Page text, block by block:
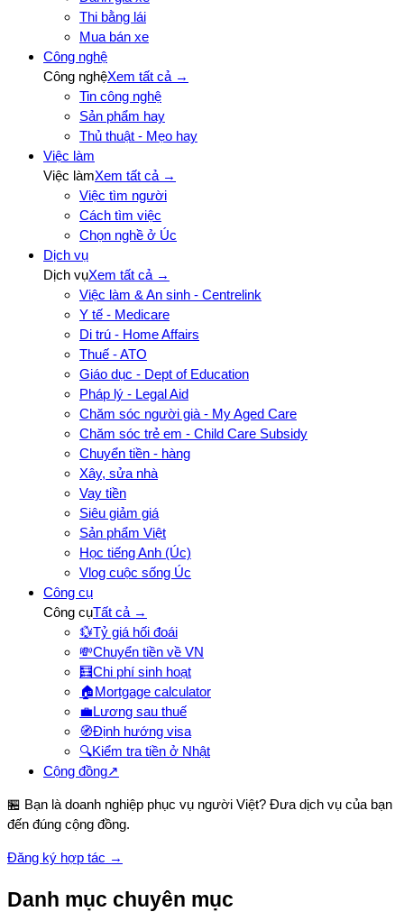
Thi bằng lái
Mua bán xe
Công nghệ
Công nghệXem tất cả →
Tin công nghệ
Sản phẩm hay
Thủ thuật - Mẹo hay
Việc làm
Việc làmXem tất cả →
Việc tìm người
Cách tìm việc
Chọn nghề ở Úc
Dịch vụ
Dịch vụXem tất cả →
Việc làm & An sinh - Centrelink
Y tế - Medicare
Di trú - Home Affairs
Thuế - ATO
Giáo dục - Dept of Education
Pháp lý - Legal Aid
Chăm sóc người già - My Aged Care
Chăm sóc trẻ em - Child Care Subsidy
Chuyển tiền - hàng
Xây, sửa nhà
Vay tiền
Siêu giảm giá
Sản phẩm Việt
Học tiếng Anh (Úc)
Vlog cuộc sống Úc
Công cụ
Công cụTất cả →
💱Tỷ giá hối đoái
💸Chuyển tiền về VN
🧮Chi phí sinh hoạt
🏠Mortgage calculator
💼Lương sau thuế
🧭Định hướng visa
🔍Kiểm tra tiền ở Nhật
Cộng đồng↗
🏪 Bạn là doanh nghiệp phục vụ người Việt? Đưa dịch vụ của bạn
đến đúng cộng đồng.
Đăng ký hợp tác →
Danh mục chuyên mục